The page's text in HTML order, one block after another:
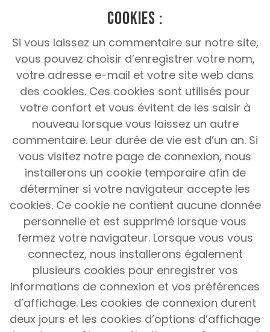
Cookies :
Si vous laissez un commentaire sur notre site,
vous pouvez choisir d’enregistrer votre nom,
votre adresse e-mail et votre site web dans
des cookies. Ces cookies sont utilisés pour
votre confort et vous évitent de les saisir à
nouveau lorsque vous laissez un autre
commentaire. Leur durée de vie est d’un an. Si
vous visitez notre page de connexion, nous
installerons un cookie temporaire afin de
déterminer si votre navigateur accepte les
cookies. Ce cookie ne contient aucune donnée
personnelle et est supprimé lorsque vous
fermez votre navigateur.Lorsque vous vous
connectez, nous installerons également
plusieurs cookies pour enregistrer vos
informations de connexion et vos préférences
d’affichage. Les cookies de connexion durent
deux jours et les cookies d’options d’affichage